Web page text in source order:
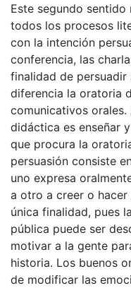
Este segundo
todos los procesos
con la intención
conferencia, las
finalidad de
diferencia la oratoria
comunicativos
didáctica es enseñar
que procura la
persuasión consiste
uno expresa
a otro a creer o hacer
única finalidad, pues
pública puede ser
motivar a la gente
historia. Los buenos
de modificar las